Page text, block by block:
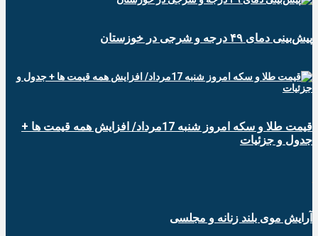
پیش‌بینی دمای ۴۹ درجه و شرجی در خوزستان
قیمت طلا و سکه امروز شنبه 17مرداد/ افزایش همه قیمت ها +
جدول و جزئیات
آرایش موی بلند زنانه و مجلسی